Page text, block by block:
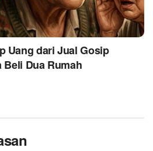
Uang dari Jual Gosip
Dua Rumah